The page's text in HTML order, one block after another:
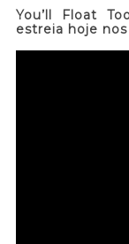
You’ll Float
estreia hoje